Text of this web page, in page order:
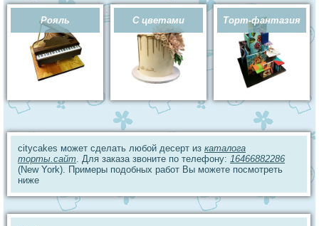
Рояль С цветами Торт-фантазия
citycakes может сделать любой десерт из каталога
торты.сайт. Для заказа звоните по телефону: 16466882286
(New York). Примеры подобных работ Вы можете посмотреть
ниже